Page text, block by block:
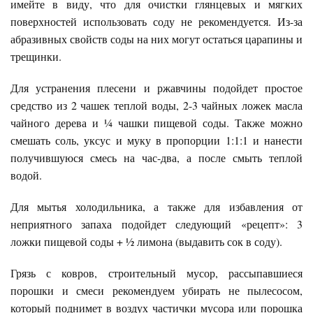
имейте в виду, что для очистки глянцевых и мягких
поверхностей использовать соду не рекомендуется. Из-за
абразивных свойств соды на них могут остаться царапины и
трещинки.
Для устранения плесени и ржавчины подойдет простое
средство из 2 чашек теплой воды, 2-3 чайных ложек масла
чайного дерева и ¼ чашки пищевой соды. Также можно
смешать соль, уксус и муку в пропорции 1:1:1 и нанести
получившуюся смесь на час-два, а после смыть теплой
водой.
Для мытья холодильника, а также для избавления от
неприятного запаха подойдет следующий «рецепт»: 3
ложки пищевой соды + ½ лимона (выдавить сок в соду).
Грязь с ковров, строительный мусор, рассыпавшиеся
порошки и смеси рекомендуем убирать не пылесосом,
который поднимет в воздух частички мусора или порошка